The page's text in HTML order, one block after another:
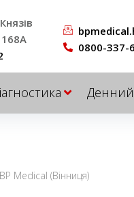
0800-337-
Денний
Medical (Вінниця)